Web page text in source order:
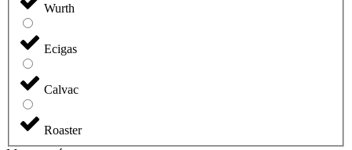
Wurth
Ecigas
Calvac
Roaster